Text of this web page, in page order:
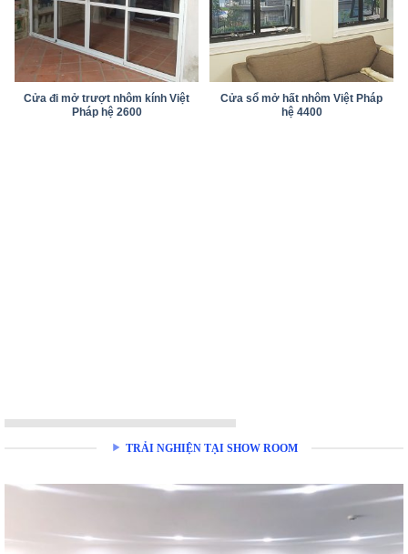
Cửa đi mở trượt nhôm kính Việt
Pháp hệ 2600
Cửa sổ mở hất nhôm Việt Pháp
hệ 4400
TRẢI NGHIỆN TẠI SHOW ROOM